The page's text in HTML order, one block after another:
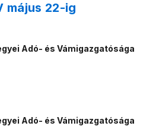
május 22-ig
Adó- és Vámigazgatósága
Adó- és Vámigazgatósága